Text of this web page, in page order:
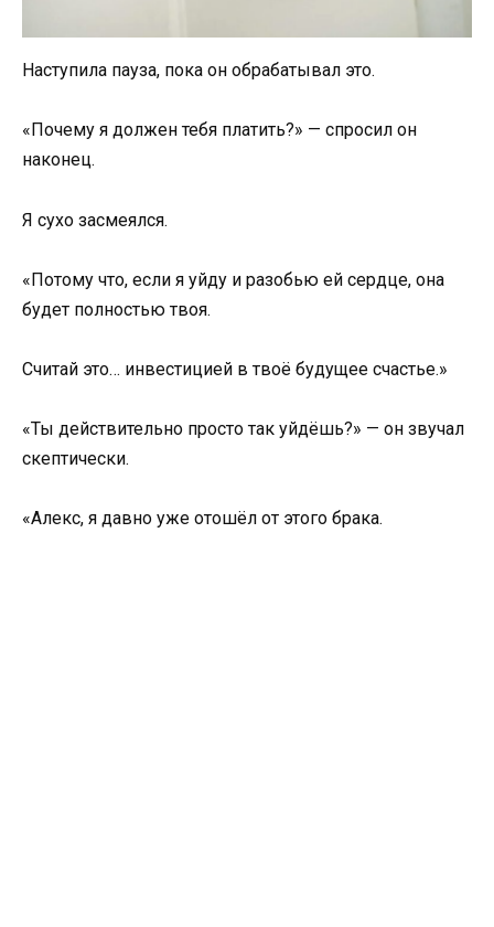
Наступила пауза, пока он обрабатывал это.
«Почему я должен тебя платить?» — спросил он
наконец.
Я сухо засмеялся.
«Потому что, если я уйду и разобью ей сердце, она
будет полностью твоя.
Считай это… инвестицией в твоё будущее счастье.»
«Ты действительно просто так уйдёшь?» — он звучал
скептически.
«Алекс, я давно уже отошёл от этого брака.